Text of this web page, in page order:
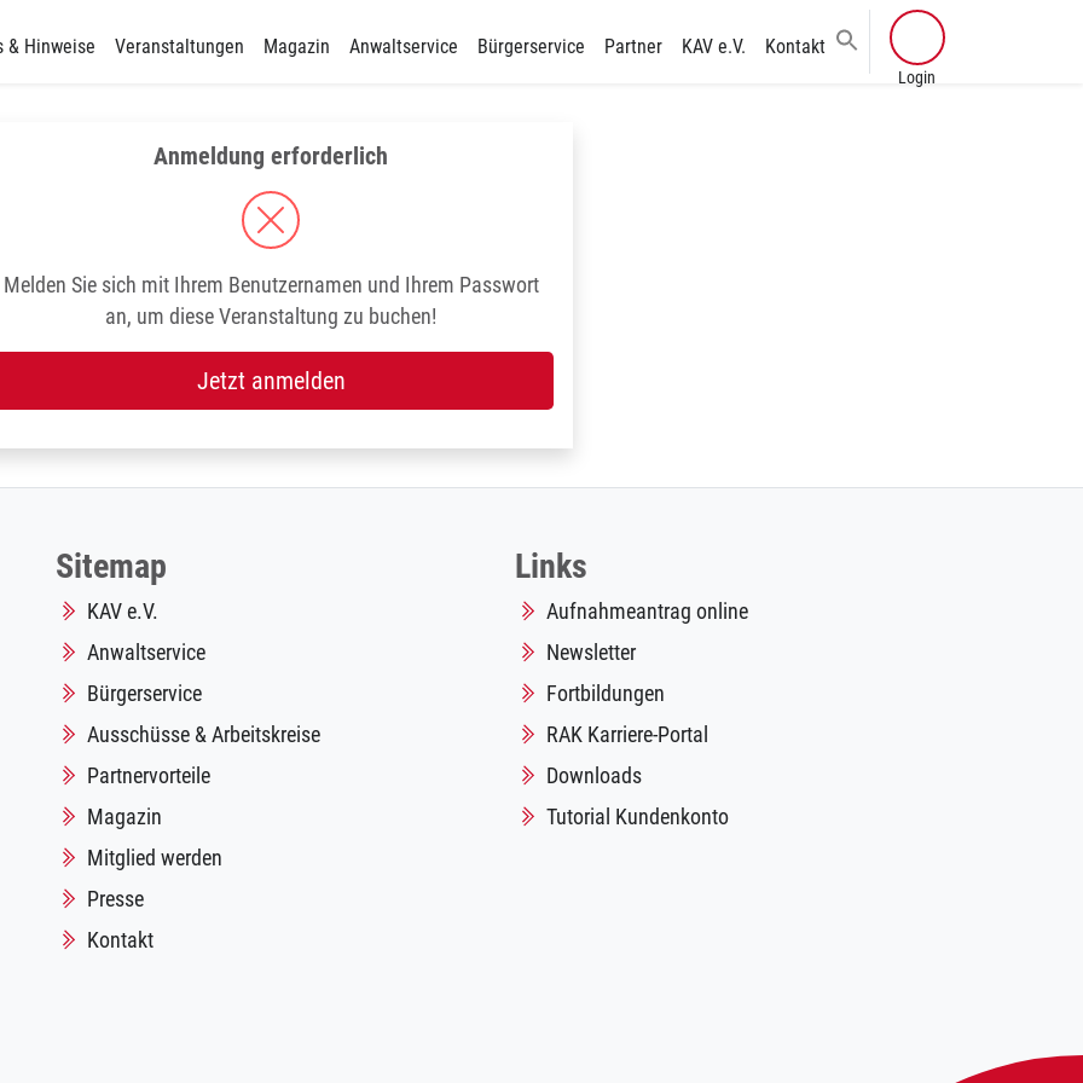
& Hinweise Veranstaltungen Magazin Anwaltservice Bürgerservice Partner KAV e.V. Kontakt
Anmeldung erforderlich
Melden Sie sich mit Ihrem Benutzernamen und Ihrem Passwort
an, um diese Veranstaltung zu buchen!
Jetzt anmelden
Sitemap
KAV e.V.
Anwaltservice
Bürgerservice
Ausschüsse & Arbeitskreise
Partnervorteile
Magazin
Mitglied werden
Presse
Kontakt
Links
Aufnahmeantrag online
Newsletter
Fortbildungen
RAK Karriere-Portal
Downloads
Tutorial Kundenkonto